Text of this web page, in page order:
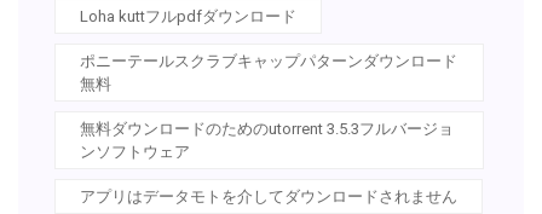
Loha kuttフルpdfダウンロード
ポニーテールスクラブキャップパターンダウンロード
無料
無料ダウンロードのためのutorrent 3.5.3フルバージョ
ンソフトウェア
アプリはデータモトを介してダウンロードされません